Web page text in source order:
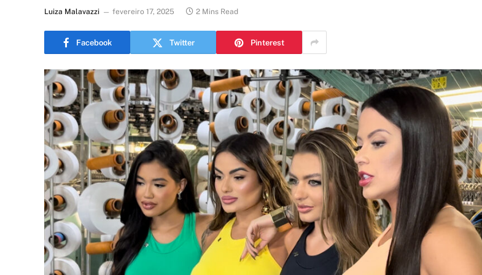
Luiza Malavazzi fevereiro 17, 2025 2 Mins Read
Facebook Twitter Pinterest